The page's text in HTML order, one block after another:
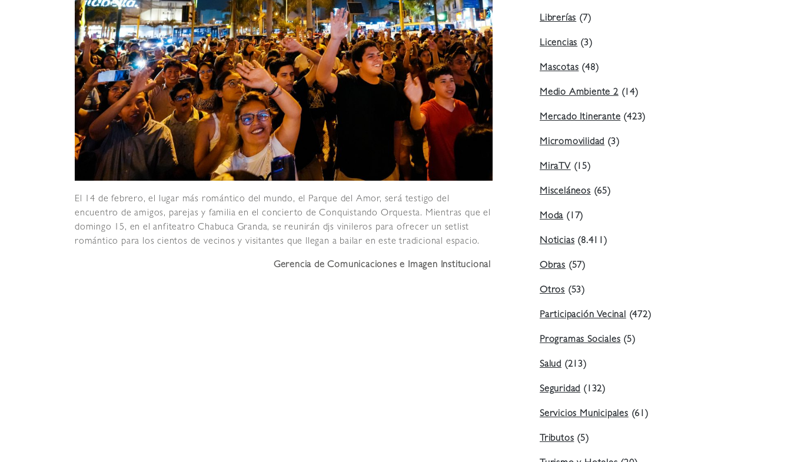
El 14 de febrero, el lugar más romántico del mundo, el Parque del Amor, será testigo del
encuentro de amigos, parejas y familia en el concierto de Conquistando Orquesta. Mientras que el
domingo 15, en el anfiteatro Chabuca Granda, se reunirán djs vinileros para ofrecer un setlist
romántico para los cientos de vecinos y visitantes que llegan a bailar en este tradicional espacio.
Gerencia de Comunicaciones e Imagen Institucional
Librerías(7)
Licencias(3)
Mascotas(48)
Medio Ambiente 2(14)
Mercado Itinerante(423)
Micromovilidad(3)
MiraTV(15)
Misceláneos(65)
Moda(17)
Noticias(8.411)
Obras (57)
Otros (53)
Participación Vecinal(472)
Programas Sociales(5)
Salud (213)
Seguridad(132)
Servicios Municipales(61)
Tributos(5)